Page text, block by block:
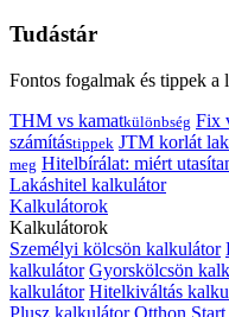
Tudástár
Fontos fogalmak és tippek a
THM vs kamatkülönbség Fix
számítástippek JTM korlát
meg Hitelbírálat: miért
Lakáshitel kalkulátor
Kalkulátorok
Kalkulátorok
Személyi kölcsön kalkulátor
kalkulátor Gyorskölcsön
kalkulátor Hitelkiváltás
Plusz kalkulátor Otthon